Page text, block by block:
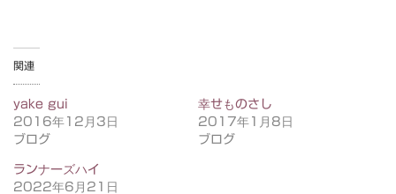
関連
yake gui
2016年12月3日
ブログ
幸せものさし
2017年1月8日
ブログ
ランナーズハイ
2022年6月21日